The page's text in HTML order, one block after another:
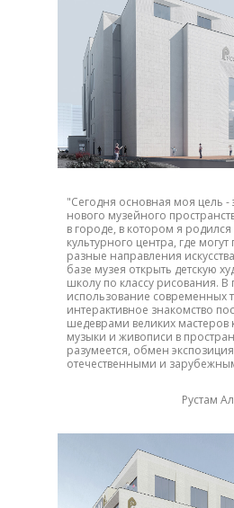
"Сегодня основная моя цель -
нового музейного
в городе, в котором я
культурного центра, где
разные направления
базе музея открыть детскую
школу по классу рисования. В
использование современных
интерактивное знакомство
шедеврами великих мастеров
музыки и живописи в
разумеется, обмен
отечественными и
Рустам